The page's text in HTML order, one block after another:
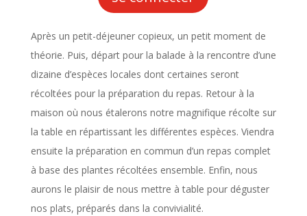
Après un petit-déjeuner copieux, un petit moment de
théorie. Puis, départ pour la balade à la rencontre d’une
dizaine d’espèces locales dont certaines seront
récoltées pour la préparation du repas. Retour à la
maison où nous étalerons notre magnifique récolte sur
la table en répartissant les différentes espèces. Viendra
ensuite la préparation en commun d’un repas complet
à base des plantes récoltées ensemble. Enfin, nous
aurons le plaisir de nous mettre à table pour déguster
nos plats, préparés dans la convivialité.